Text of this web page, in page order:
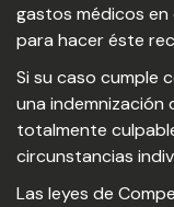
gastos médicos
para hacer éste
Si su caso cumple
una
totalmente
circunstancias
Las leyes de